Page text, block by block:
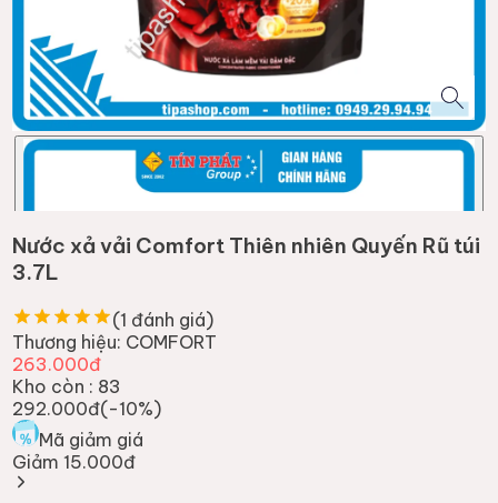
Nước xả vải Comfort Thiên nhiên Quyến Rũ túi
3.7L
(1 đánh giá)
Thương hiệu: COMFORT
263.000đ
Kho còn : 83
292.000đ(-10%)
Mã giảm giá
Giảm 15.000đ